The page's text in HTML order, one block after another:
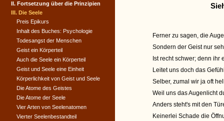
Ferner zu sagen, die
Sondern der Geist nur
Ist recht schwer; denn ihr
Leitet uns doch das
Selber, zumal wir ja oft
Weil uns das Augenlicht
Anders steht's mit den
Keinerlei Schade die
II. Fortsetzung über die Prinzipien
III. Die Seele
Preis Epikurs
Inhalt des Buches: Psychologie
Todesangst der Menschen
Geist ein Körperteil
Auch die Seele ein Körperteil
Geist und Seele eine Einheit
Körperlichkeit von Geist und Seele
Die Atome des Geistes
Die Atome der Seele
Vier Arten von Seelenatomen
Vierter Seelenbestandteil